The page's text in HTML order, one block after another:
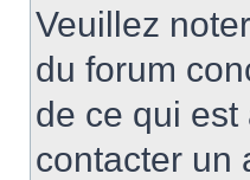
Veuillez
du forum
de ce qui est
contacter un